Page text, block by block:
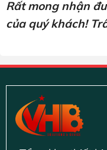
Rất mong nhận
của quý khách!